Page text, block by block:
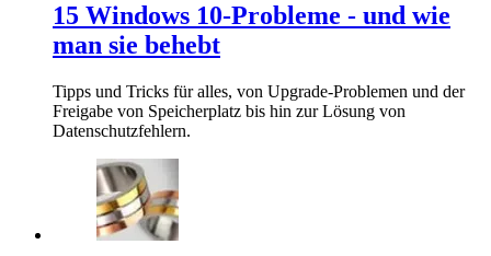
15 Windows 10-Probleme - und wie
man sie behebt
Tipps und Tricks für alles, von Upgrade-Problemen und der
Freigabe von Speicherplatz bis hin zur Lösung von
Datenschutzfehlern.